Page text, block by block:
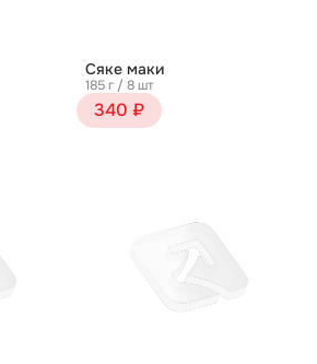
Сяке маки
185 г / 8 шт
340 ₽